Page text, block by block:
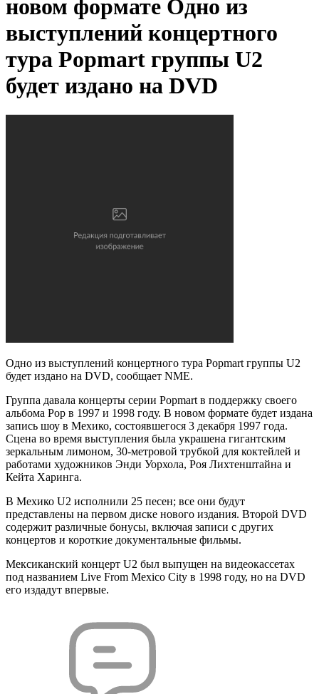
новом формате Одно из
выступлений концертного
тура Popmart группы U2
будет издано на DVD
Одно из выступлений концертного тура Popmart группы U2
будет издано на DVD, сообщает NME.
Группа давала концерты серии Popmart в поддержку своего
альбома Pop в 1997 и 1998 году. В новом формате будет издана
запись шоу в Мехико, состоявшегося 3 декабря 1997 года.
Сцена во время выступления была украшена гигантским
зеркальным лимоном, 30-метровой трубкой для коктейлей и
работами художников Энди Уорхола, Роя Лихтенштайна и
Кейта Харинга.
В Мехико U2 исполнили 25 песен; все они будут
представлены на первом диске нового издания. Второй DVD
содержит различные бонусы, включая записи с других
концертов и короткие документальные фильмы.
Мексиканский концерт U2 был выпущен на видеокассетах
под названием Live From Mexico City в 1998 году, но на DVD
его издадут впервые.